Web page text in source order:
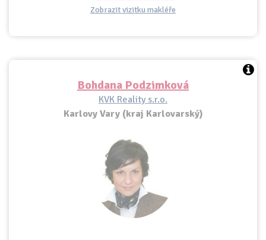
Zobrazit vizitku makléře
Bohdana Podzimková
KVK Reality s.r.o.
Karlovy Vary (kraj Karlovarský)